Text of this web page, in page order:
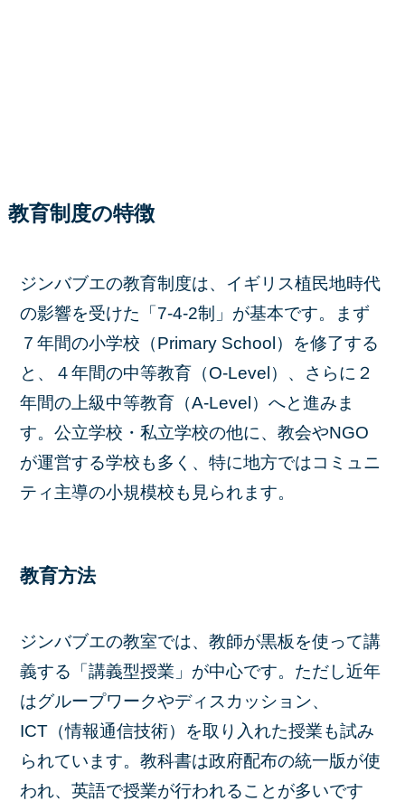
教育制度の特徴
ジンバブエの教育制度は、イギリス植民地時代
の影響を受けた「7-4-2制」が基本です。まず
７年間の小学校（Primary School）を修了する
と、４年間の中等教育（O-Level）、さらに２
年間の上級中等教育（A-Level）へと進みま
す。公立学校・私立学校の他に、教会やNGO
が運営する学校も多く、特に地方ではコミュニ
ティ主導の小規模校も見られます。
教育方法
ジンバブエの教室では、教師が黒板を使って講
義する「講義型授業」が中心です。ただし近年
はグループワークやディスカッション、
ICT（情報通信技術）を取り入れた授業も試み
られています。教科書は政府配布の統一版が使
われ、英語で授業が行われることが多いです